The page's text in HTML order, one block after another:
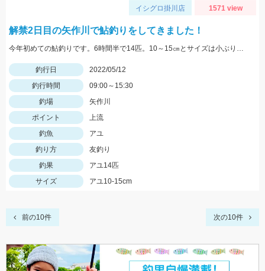
イシグロ掛川店 1571 view
解禁2日目の矢作川で鮎釣りをしてきました！
今年初めての鮎釣りです。6時間半で14匹。10～15㎝とサイズは小ぶりでしたが楽しませて貰いました。
釣行日
2022/05/12
釣行時間
09:00～15:30
釣場
矢作川
ポイント
上流
釣魚
アユ
釣り方
友釣り
釣果
アユ14匹
サイズ
アユ10-15cm
前の10件 次の10件